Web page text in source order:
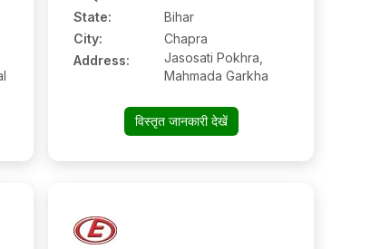
State:
Bihar
City:
Chapra
Address:
Jasosati Pokhra,
Mahmada Garkha
विस्तृत जानकारी देखें